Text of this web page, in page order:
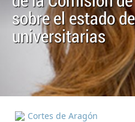
sobre el estado
universitarias
Cortes de Aragón